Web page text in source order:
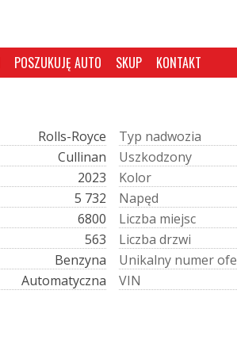
POSZUKUJĘ AUTO SKUP KONTAKT
Rolls-Royce
Cullinan
2023
5 732
6800
563
Benzyna
Automatyczna
Typ nadwozia
Uszkodzony
Kolor
Napęd
Liczba miejsc
Liczba drzwi
Unikalny numerofe
VIN